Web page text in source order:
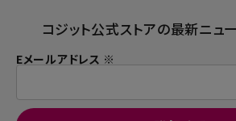
コジット公式ストアの最新ニュ
Eメールアドレス ※